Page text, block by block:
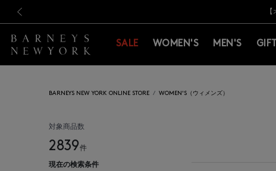
新規登録のお客様も対象！＜
新規登録のお客様も対象！＜
SALE WOMEN'S MEN'S
BARNEYS NEW YORK ONLINE STORE WOMEN'S（ウィメンズ）
対象商品数
2839件
現在の検索条件